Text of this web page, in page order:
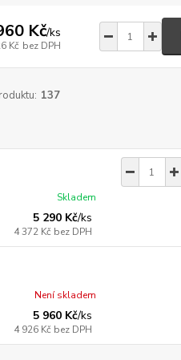
Kč/ks
Kč bez DPH
137
5 290 Kč/ks
4 372 Kč bez DPH
Skladem
5 960 Kč/ks
4 926 Kč bez DPH
Není skladem